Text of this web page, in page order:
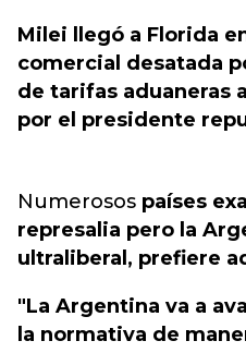
Milei llegó a Florida
comercial desatada
de tarifas aduaneras
por el presidente
Numerosos países
represalia pero la
ultraliberal, prefiere
"La Argentina va a
la normativa de